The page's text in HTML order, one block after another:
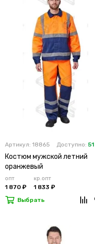
Артикул: 18865 Доступно:
Костюм мужской летний
оранжевый
опт
1 870 ₽
кр.опт
1 833 ₽
Выбрать